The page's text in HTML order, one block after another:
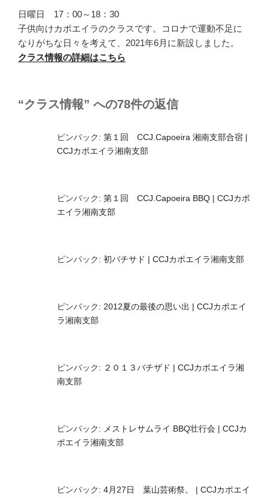
日曜日 17：00～18：30
子供向けカポエイラのクラスです。コロナで運動不足に
なりがちな日々を考えて、2021年6月に新設しました。
クラス情報の詳細はこちら
“クラス情報” への78件の返信
ピンバック: 第１回 CCJ.Capoeira 湘南支部合宿 |
CCJカポエイラ湘南支部
ピンバック: 第１回 CCJ.Capoeira BBQ | CCJカポ
エイラ湘南支部
ピンバック: 初バチサド | CCJカポエイラ湘南支部
ピンバック: 2012夏の最後の思い出 | CCJカポエイ
ラ湘南支部
ピンバック: ２０１３バチザド | CCJカポエイラ湘
南支部
ピンバック: メストレサムライ BBQ壮行会 | CCJカ
ポエイラ湘南支部
ピンバック: 4月27日 葉山芸術祭。 | CCJカポエイ